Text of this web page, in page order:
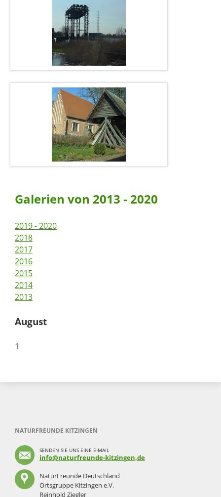
Galerien von 2013 - 2020
2019 - 2020
2018
2017
2016
2015
2014
2013
August
1
NATURFREUNDE KITZINGEN
SENDEN SIE UNS EINE E-MAIL
info@naturfreunde-kitzingen,de
NaturFreunde Deutschland
Ortsgruppe Kitzingen e.V.
Reinhold Ziegler